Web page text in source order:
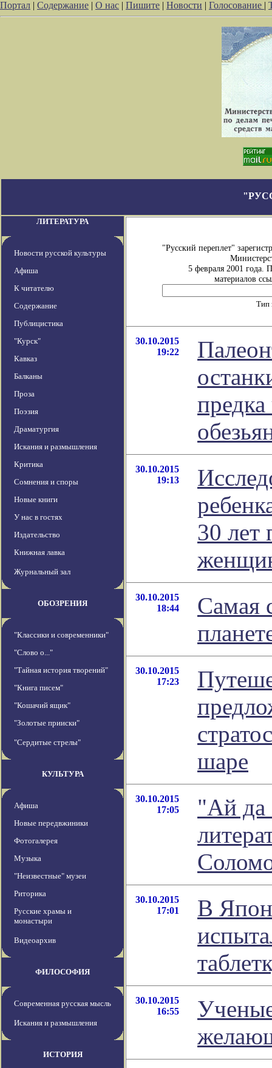
Портал | Содержание | О нас | Пишите | Новости | Голосование |
ЛИТЕРАТУРА
Новости русской культуры
Афиша
К читателю
Содержание
Публицистика
"Курск"
Кавказ
Балканы
Проза
Поэзия
Драматургия
Искания и размышления
Критика
Сомнения и споры
Новые книги
У нас в гостях
Издательство
Книжная лавка
Журнальный зал
ОБОЗРЕНИЯ
"Классики и современники"
"Слово о..."
"Тайная история творений"
"Книга писем"
"Кошачий ящик"
"Золотые прииски"
"Сердитые стрелы"
КУЛЬТУРА
Афиша
Новые передвжиники
Фотогалерея
Музыка
"Неизвестные" музеи
Риторика
Русские храмы и
монастыри
Видеоархив
ФИЛОСОФИЯ
Современная русская мысль
Искания и размышления
ИСТОРИЯ
"Русский переплет"
5 февраля 2001 года.
материалов
Тип
30.10.2015
19:22
30.10.2015
19:13
30 лет
30.10.2015
18:44
Самая
30.10.2015
17:23
шаре
30.10.2015
17:05
"Ай да
30.10.2015
17:01
В
30.10.2015
16:55